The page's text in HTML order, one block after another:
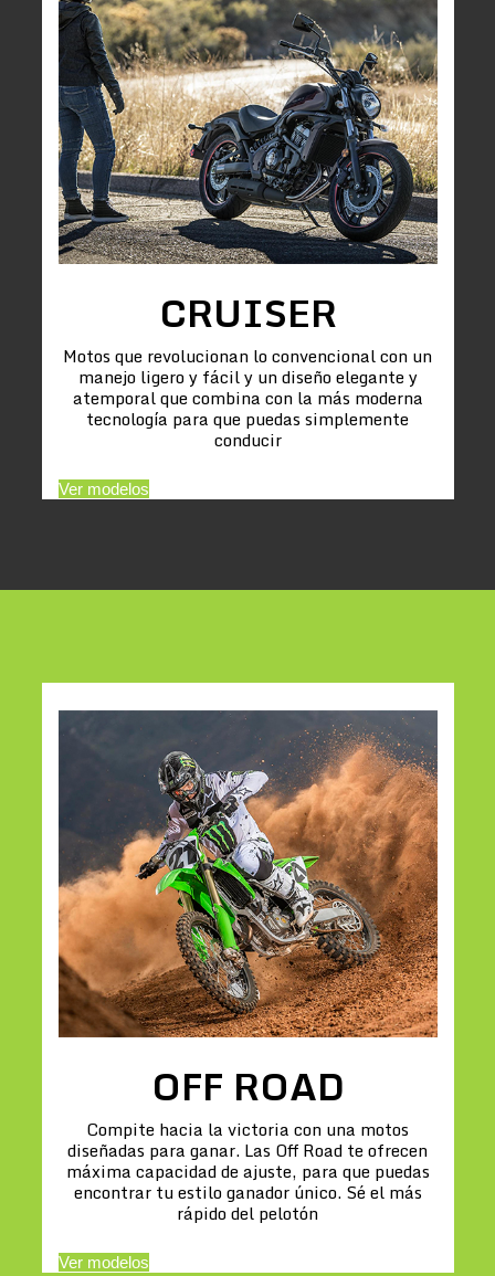
CRUISER
Motos que revolucionan lo convencional con un
manejo ligero y fácil y un diseño elegante y
atemporal que combina con la más moderna
tecnología para que puedas simplemente
conducir
Ver modelos
OFF ROAD
Compite hacia la victoria con una motos
diseñadas para ganar. Las Off Road te ofrecen
máxima capacidad de ajuste, para que puedas
encontrar tu estilo ganador único. Sé el más
rápido del pelotón
Ver modelos